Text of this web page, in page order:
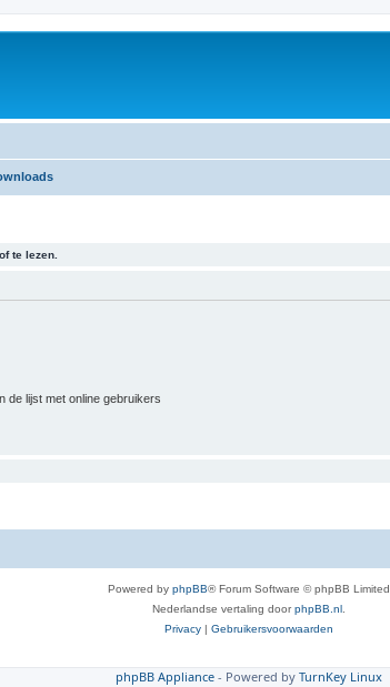
te lezen.
de lijst met online gebruikers
Powered by phpBB® Forum Software © phpBB Limited
Nederlandse vertaling doorphpBB.nl.
Privacy | Gebruikersvoorwaarden
phpBB Appliance - Powered by TurnKey Linux